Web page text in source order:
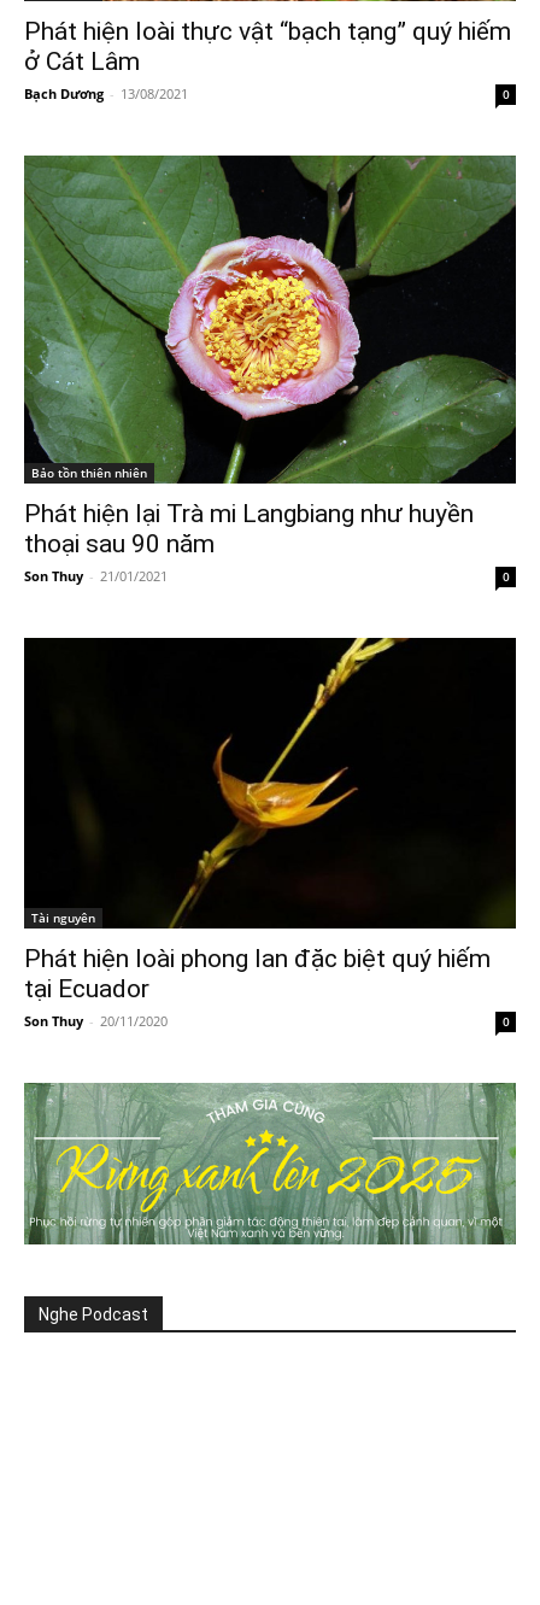
Phát hiện loài thực vật “bạch tạng” quý hiếm
ở Cát Lâm
Bạch Dương - 13/08/2021 0
Bảo tồn thiên nhiên
Phát hiện lại Trà mi Langbiang như huyền
thoại sau 90 năm
Son Thuy - 21/01/2021 0
Tài nguyên
Phát hiện loài phong lan đặc biệt quý hiếm
tại Ecuador
Son Thuy - 20/11/2020 0
Nghe Podcast